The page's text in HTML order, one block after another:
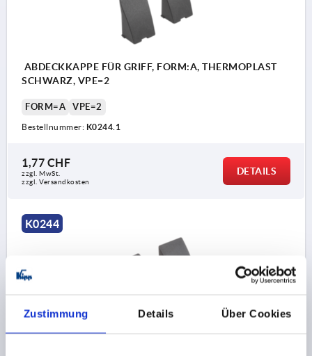
Zustimmung Details Über Cookies
ABDECKKAPPE FÜR GRIFF, FORM:A, THERMOPLAST
SCHWARZ, VPE=2
FORM=A VPE=2
Bestellnummer: K0244.1
1,77 CHF
zzgl. MwSt.
zzgl. Versandkosten
DETAILS
K0244